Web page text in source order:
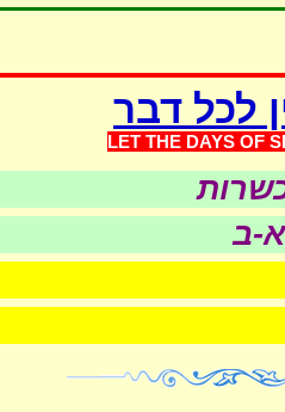
לכל דבר
LET THE DAYS OF
ב